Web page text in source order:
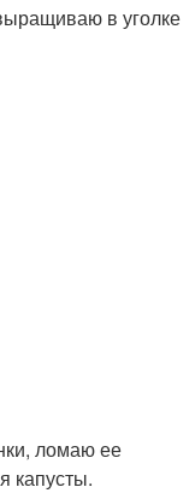
в уголке
ломаю ее
капусты.